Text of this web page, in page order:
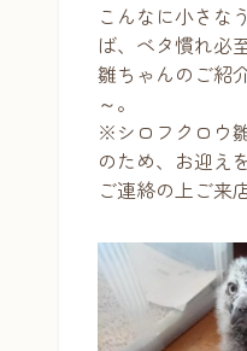
こんなに小さな
ば、ベタ慣れ必
雛ちゃんのご紹
～。
※シロフクロウ
のため、お迎え
ご連絡の上ご来